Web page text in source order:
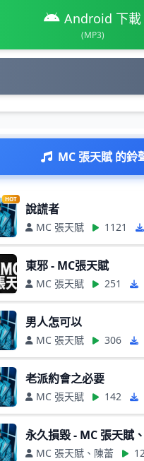
Android 下載
(MP3)
MC 張天賦 的鈴
HOT
說謊者
MC 張天賦 1121
東邪 - MC張天賦
MC 張天賦 251
男人怎可以
MC 張天賦 306
老派約會之必要
MC 張天賦 142
永久損毀 - MC 張天賦
MC 張天賦、陳蕾